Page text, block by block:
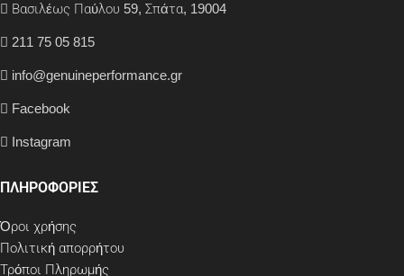
Βασιλέως Παύλου 59, Σπάτα, 19004
211 75 05 815
info@genuineperformance.gr
Facebook
Instagram
ΠΛΗΡΟΦΟΡΙΕΣ
Όροι χρήσης
Πολιτική απορρήτου
Τρόποι Πληρωμής